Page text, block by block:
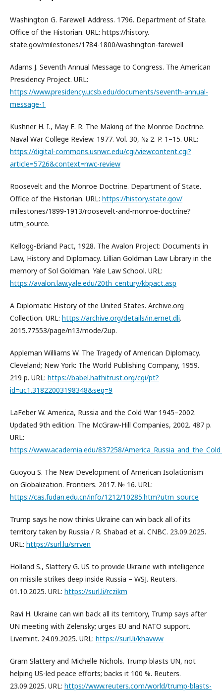
Washington G. Farewell Address. 1796. Department of State.
Office of the Historian. URL: https://history.
state.gov/milestones/1784-1800/washington-farewell
Adams J. Seventh Annual Message to Congress. The American
Presidency Project. URL:
https://www.presidency.ucsb.edu/documents/seventh-annual-
message-1
Kushner H. I., May E. R. The Making of the Monroe Doctrine.
Naval War College Review. 1977. Vol. 30, № 2. P. 1–15. URL:
https://digital-commons.usnwc.edu/cgi/viewcontent.cgi?
article=5726&context=nwc-review
Roosevelt and the Monroe Doctrine. Department of State.
Office of the Historian. URL: https://history.state.gov/
milestones/1899-1913/roosevelt-and-monroe-doctrine?
utm_source.
Kellogg-Briand Pact, 1928. The Avalon Project: Documents in
Law, History and Diplomacy. Lillian Goldman Law Library in the
memory of Sol Goldman. Yale Law School. URL:
https://avalon.law.yale.edu/20th_century/kbpact.asp
A Diplomatic History of the United States. Archive.org
Collection. URL: https://archive.org/details/in.ernet.dli.
2015.77553/page/n13/mode/2up.
Appleman Williams W. The Tragedy of American Diplomacy.
Cleveland; New York: The World Publishing Company, 1959.
219 p. URL: https://babel.hathitrust.org/cgi/pt?
id=uc1.31822003198348&seq=9
LaFeber W. America, Russia and the Cold War 1945–2002.
Updated 9th edition. The McGraw-Hill Companies, 2002. 487 p.
URL:
https://www.academia.edu/837258/
Guoyou S. The New Development of American Isolationism
on Globalization. Frontiers. 2017. № 16. URL:
https://cas.fudan.edu.cn/info/1212/10285.htm?utm_source
Trump says he now thinks Ukraine can win back all of its
territory taken by Russia / R. Shabad et al. CNBC. 23.09.2025.
URL: https://surl.lu/srrven
Holland S., Slattery G. US to provide Ukraine with intelligence
on missile strikes deep inside Russia – WSJ. Reuters.
01.10.2025. URL: https://surl.li/rczikm
Ravi H. Ukraine can win back all its territory, Trump says after
UN meeting with Zelensky; urges EU and NATO support.
Livemint. 24.09.2025. URL: https://surl.li/khavww
Gram Slattery and Michelle Nichols. Trump blasts UN, not
helping US-led peace efforts; backs it 100 %. Reuters.
23.09.2025. URL: https://www.reuters.com/world/trump-blasts-